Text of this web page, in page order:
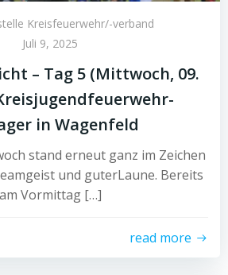
Kreisfeuerwehr/-verband
Juli 9, 2025
– Tag 5 (Mittwoch, 09.
in Wagenfeld
stand erneut ganz im Zeichen
und guterLaune. Bereits
am Vormittag […]
read more